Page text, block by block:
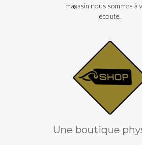
magasin nous sommes à
écoute.
Une boutique